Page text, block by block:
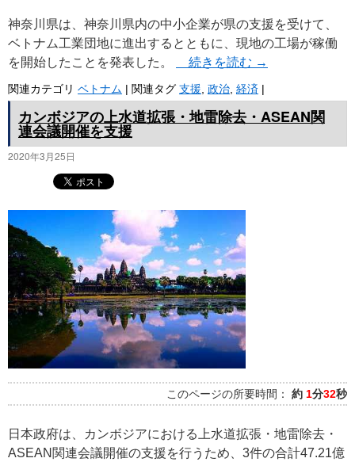
神奈川県は、神奈川県内の中小企業が県の支援を受けて、
ベトナム工業団地に進出するとともに、現地の工場が稼働
を開始したことを発表した。
続きを読む →
関連カテゴリ ベトナム | 関連タグ 支援 政治 経済 |
カンボジアの上水道拡張・地雷除去・ASEAN関
連会議開催を支援
2020年3月25日
このページの所要時間： 約 1分32秒
日本政府は、カンボジアにおける上水道拡張・地雷除去・
ASEAN関連会議開催の支援を行うため、3件の合計47.21億